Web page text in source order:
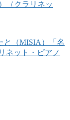
（クラリネッ
と（MISIA）「名
ネット・ピアノ